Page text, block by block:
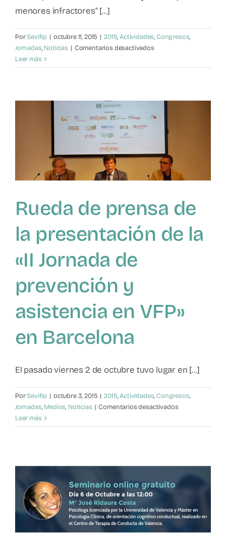
menores infractores" [...]
PorSevifip | octubre 11, 2015 | 2015,Actividades, Congresos,
Jornadas,Noticias | Comentarios desactivadosen
Jornada
y
asistencia
VFP
Leer más
Rueda de prensa de
la presentación de la
«II Jornada de
prevención y
asistencia en VFP»
en Barcelona
El pasado viernes 2 de octubre tuvo lugar en [...]
PorSevifip | octubre 3, 2015 | 2015,Actividades, Congresos,
Jornadas,Medios, Noticias | Comentarios desactivadosen
de
«II
Jornada
de
Leer más